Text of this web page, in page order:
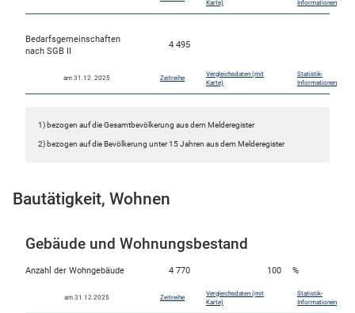
Karte) Informationen
Bedarfsgemeinschaften
nach SGB II
4 495
am 31.12. 2025 Zeitreihe
Vergleichsdaten (mit
Karte)
Statistik-
Informationen
1) bezogen auf die Gesamtbevölkerung aus dem Melderegister
2) bezogen auf die Bevölkerung unter 15 Jahren aus dem Melderegister
Bautätigkeit, Wohnen
Gebäude und Wohnungsbestand
Anzahl der Wohngebäude 4 770 100 %
am 31.12.2025 Zeitreihe
Vergleichsdaten (mit
Karte)
Statistik-
Informationen